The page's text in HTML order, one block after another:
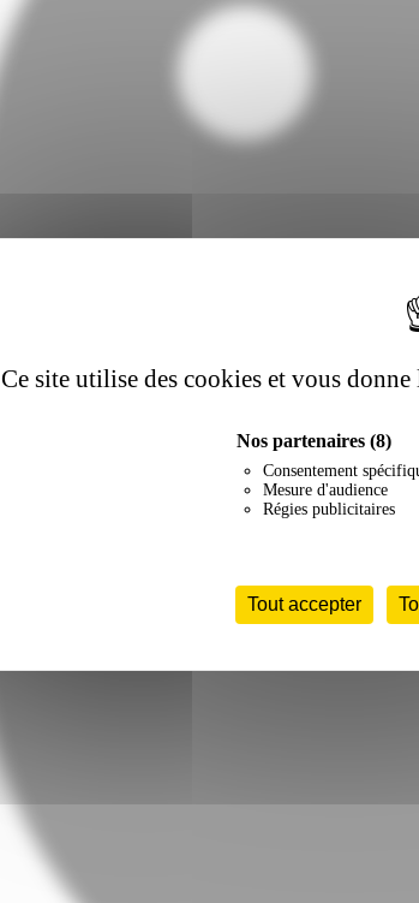
Ce site utilise des cookies et vous
Nos partenaires (8)
Consentement
Mesure d'audience
Régies publicitaires
Tout accepter